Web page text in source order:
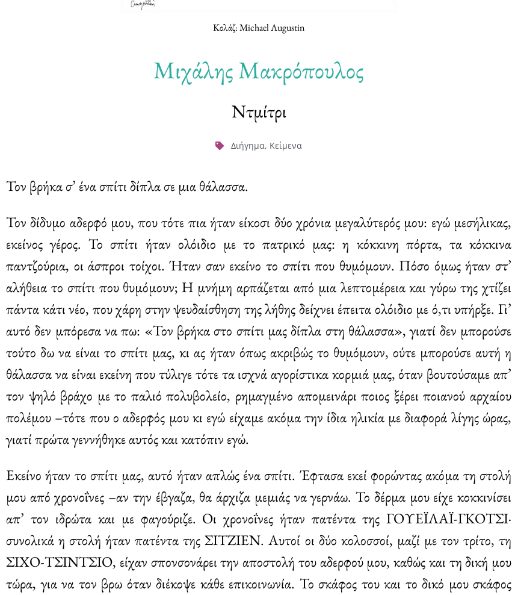
Κολάζ: Michael Augustin
Μιχάλης Μακρόπουλος
Ντμίτρι
Διήγημα, Κείμενα
Τον βρήκα σ’ ένα σπίτι δίπλα σε μια θάλασσα.
Τον δίδυμο αδερφό μου, που τότε πια ήταν είκοσι δύο χρόνια μεγαλύτερός μου: εγώ μεσήλικας,
εκείνος γέρος. Το σπίτι ήταν ολόιδιο με το πατρικό μας: η κόκκινη πόρτα, τα κόκκινα
παντζούρια, οι άσπροι τοίχοι. Ήταν σαν εκείνο το σπίτι που θυμόμουν. Πόσο όμως ήταν στ’
αλήθεια το σπίτι που θυμόμουν; Η μνήμη αρπάζεται από μια λεπτομέρεια και γύρω της χτίζει
πάντα κάτι νέο, που χάρη στην ψευδαίσθηση της λήθης δείχνει έπειτα ολόιδιο με ό,τι υπήρξε. Γι’
αυτό δεν μπόρεσα να πω: «Τον βρήκα στο σπίτι μας δίπλα στη θάλασσα», γιατί δεν μπορούσε
τούτο δω να είναι το σπίτι μας, κι ας ήταν όπως ακριβώς το θυμόμουν, ούτε μπορούσε αυτή η
θάλασσα να είναι εκείνη που τύλιγε τότε τα ισχνά αγορίστικα κορμιά μας, όταν βουτούσαμε απ’
τον ψηλό βράχο με το παλιό πολυβολείο, ρημαγμένο απομεινάρι ποιος ξέρει ποιανού αρχαίου
πολέμου –τότε που ο αδερφός μου κι εγώ είχαμε ακόμα την ίδια ηλικία με διαφορά λίγης ώρας,
γιατί πρώτα γεννήθηκε αυτός και κατόπιν εγώ.
Εκείνο ήταν το σπίτι μας, αυτό ήταν απλώς ένα σπίτι. Έφτασα εκεί φορώντας ακόμα τη στολή
μου από χρονοΐνες –αν την έβγαζα, θα άρχιζα μεμιάς να γερνάω. Το δέρμα μου είχε κοκκινίσει
απ’ τον ιδρώτα και με φαγούριζε. Οι χρονοΐνες ήταν πατέντα της ΓΟΥΕΪΛΑΪ-ΓΚΟΤΣΙ·
συνολικά η στολή ήταν πατέντα της ΣΙΤΖΙΕΝ. Αυτοί οι δύο κολοσσοί, μαζί με τον τρίτο, τη
ΣΙΧΟ-ΤΣΙΝΤΣΙΟ, είχαν σπονσονάρει την αποστολή του αδερφού μου, καθώς και τη δική μου
τώρα, για να τον βρω όταν διέκοψε κάθε επικοινωνία. Το σκάφος του και το δικό μου σκάφος